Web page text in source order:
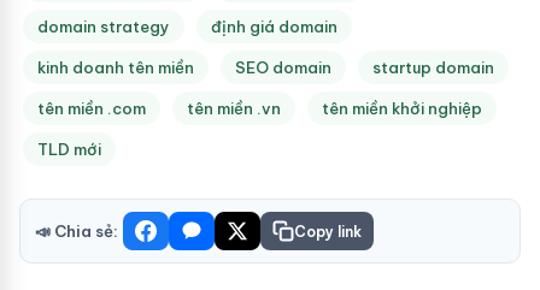
domain strategy định giá domain
kinh doanh tên miền SEO domain startup domain
tên miền .com tên miền .vn tên miền khởi nghiệp
TLD mới
📣 Chia sẻ: Copy link